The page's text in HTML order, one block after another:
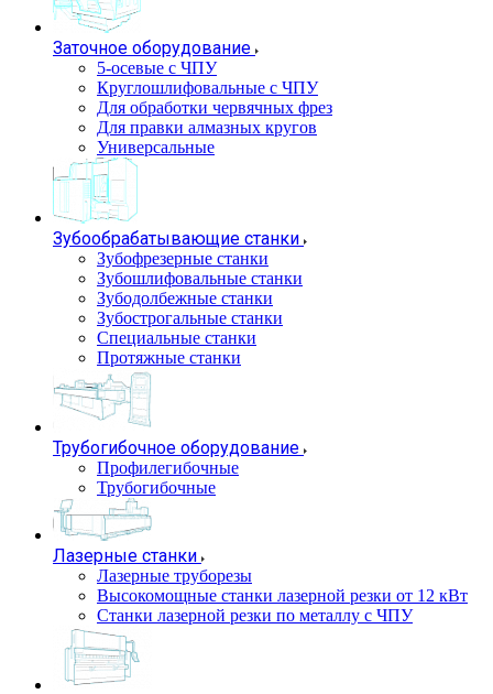
Заточное оборудование
5-осевые с ЧПУ
Круглошлифовальные с ЧПУ
Для обработки червячных фрез
Для правки алмазных кругов
Универсальные
Зубообрабатывающие станки
Зубофрезерные станки
Зубошлифовальные станки
Зубодолбежные станки
Зубострогальные станки
Специальные станки
Протяжные станки
Трубогибочное оборудование
Профилегибочные
Трубогибочные
Лазерные станки
Лазерные труборезы
Высокомощные станки лазерной резки от 12 кВт
Станки лазерной резки по металлу с ЧПУ